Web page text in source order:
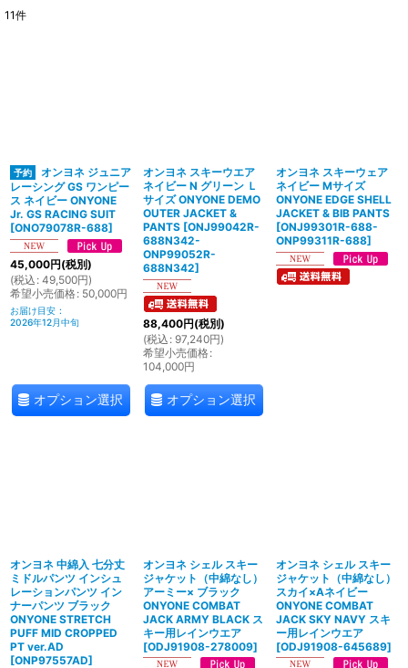
11件
オンヨネ ジュニア
レーシング GS ワンピー
ス ネイビー ONYONE
Jr. GS RACING SUIT
[ONO79078R-688]
45,000円(税別)
(税込 : 49,500円)
希望小売価格: 50,000円
お届け目安 :
2026年12月中旬
オプション選択
オンヨネ スキーウエア
ネイビー N グリーン Ｌ
サイズ ONYONE DEMO
OUTER JACKET &
PANTS [ONJ99042R-
688N342-
ONP99052R-
688N342]
88,400円(税別)
(税込 : 97,240円)
希望小売価格:
104,000円
オプション選択
オンヨネ スキーウェア
ネイビー Mサイズ
ONYONE EDGE SHELL
JACKET & BIB PANTS
[ONJ99301R-688-
ONP99311R-688]
オンヨネ 中綿入 七分丈
ミドルパンツ インシュ
レーションパンツ イン
ナーパンツ ブラック
ONYONE STRETCH
PUFF MID CROPPED
PT ver.AD
[ONP97557AD]
オンヨネ シェル スキー
ジャケット（中綿なし）
アーミー× ブラック
ONYONE COMBAT
JACK ARMY BLACK ス
キー用レインウエア
[ODJ91908-278009]
オンヨネ シェル スキー
ジャケット（中綿なし）
スカイ×Aネイビー
ONYONE COMBAT
JACK SKY NAVY スキ
ー用レインウエア
[ODJ91908-645689]